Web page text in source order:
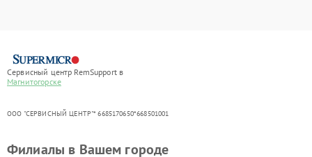
Сервисный центр RemSupport в
Магнитогорске
ООО "СЕРВИСНЫЙ ЦЕНТР"* 6685170650*668501001
Филиалы в Вашем городе